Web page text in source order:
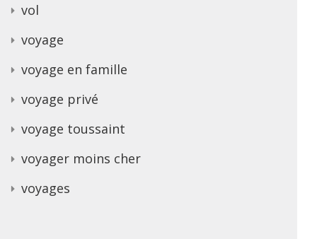
vol
voyage
voyage en famille
voyage privé
voyage toussaint
voyager moins cher
voyages